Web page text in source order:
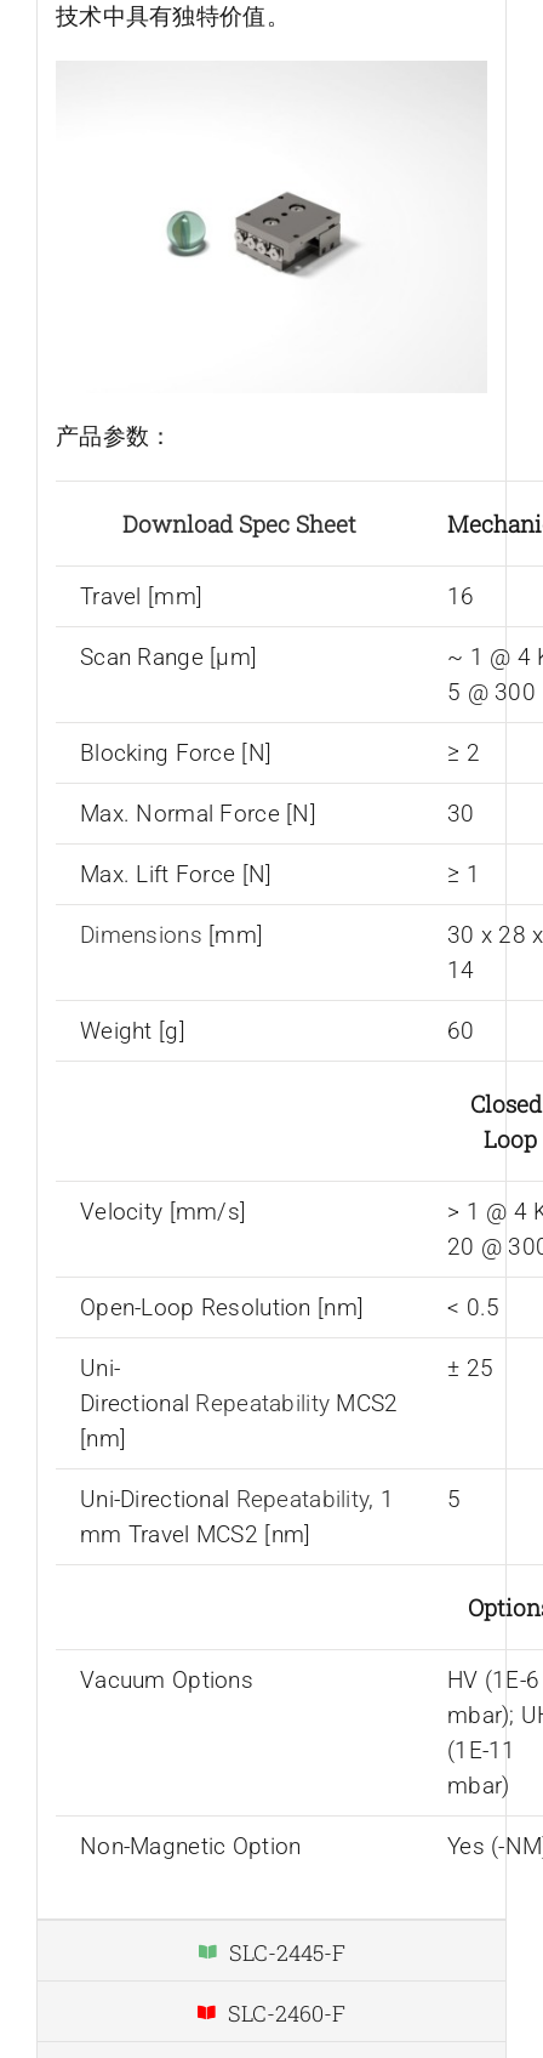
技术中具有独特价值。
产品参数：
Download Spec Sheet
Travel [mm] 16
Scan Range [µm]
~ 1 @ 4
5 @ 300
Blocking Force [N] ≥ 2
Max. Normal Force [N] 30
Max. Lift Force [N] ≥ 1
Dimensions [mm]
30 x 28 x
14
Weight [g] 60
Loop
Velocity [mm/s]
> 1 @ 4
20 @
Open-Loop Resolution [nm] < 0.5
Uni-
Directional Repeatability MCS2
[nm]
± 25
Uni-Directional Repeatability, 1
mm Travel MCS2 [nm]
5
Vacuum Options
HV (1E-6
mbar);
(1E-11
mbar)
Non-Magnetic Option Yes (-
SLC-2445-F
SLC-2460-F